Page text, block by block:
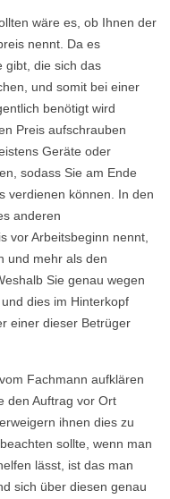
wäre es, ob Ihnen der
nennt. Da es
gibt, die sich das
und somit bei einer
benötigt wird
Preis aufschrauben
Geräte oder
sodass Sie am Ende
verdienen können. In den
anderen
vor Arbeitsbeginn nennt,
und mehr als den
Sie genau wegen
dies im Hinterkopf
einer dieser Betrüger
Fachmann aufklären
den Auftrag vor Ort
ihnen dies zu
sollte, wenn man
lässt, ist das man
sich über diesen genau